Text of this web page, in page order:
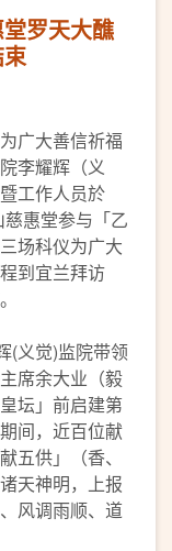
罗天大醮
广大善信祈福
李耀辉（义
工作人员於
惠堂参与「乙
场科仪为广大
到宜兰拜访
(义觉)监院带领
席余大业（毅
坛」前启建第
间，近百位献
五供」（香、
天神明，上报
风调雨顺、道